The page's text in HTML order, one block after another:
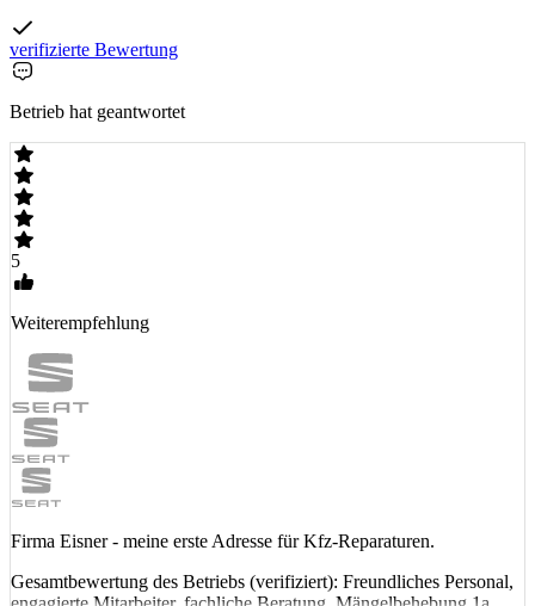
verifizierte Bewertung
Betrieb hat geantwortet
5
Weiterempfehlung
Firma Eisner - meine erste Adresse für Kfz-Reparaturen.
Gesamtbewertung des Betriebs (verifiziert): Freundliches Personal,